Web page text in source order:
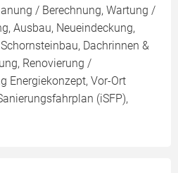
/ Berechnung, Wartung /
Ausbau, Neueindeckung,
Dachrinnen &
Renovierung /
Energiekonzept, Vor-Ort
(iSFP),